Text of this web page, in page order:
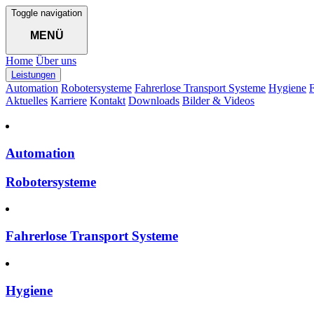
Toggle navigation
MENÜ
Home Über uns
Leistungen
Automation Robotersysteme Fahrerlose Transport Systeme Hygiene
Aktuelles Karriere Kontakt Downloads Bilder & Videos
Automation
Robotersysteme
Fahrerlose Transport Systeme
Hygiene